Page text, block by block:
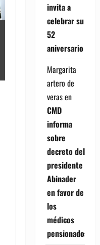
invita a
celebrar su
52
aniversario
Margarita
artero de
verasen
CMD
informa
sobre
decreto del
presidente
Abinader
en favor de
los
médicos
pensionados